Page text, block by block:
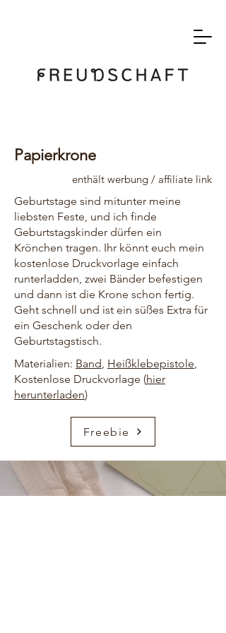
Papierkrone
enthält werbung / affiliate link
Geburtstage sind mitunter meine
liebsten Feste, und ich finde
Geburtstagskinder dürfen ein
Krönchen tragen. Ihr könnt euch mein
kostenlose Druckvorlage einfach
runterladden, zwei Bänder befestigen
und dann ist die Krone schon fertig.
Geht schnell und ist ein süßes Extra für
ein Geschenk oder den
Geburtstagstisch.
Materialien: Band, Heißklebepistole,
Kostenlose Druckvorlage (hier
herunterladen)
Freebie